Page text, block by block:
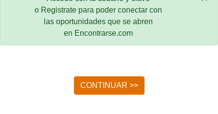
o Registrate para poder conectar con
las oportunidades que se abren
en Encontrarse.com
CONTINUAR >>